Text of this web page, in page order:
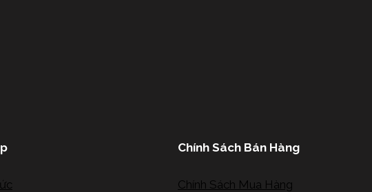
Chính Sách Bán Hàng
Chính Sách Mua Hàng